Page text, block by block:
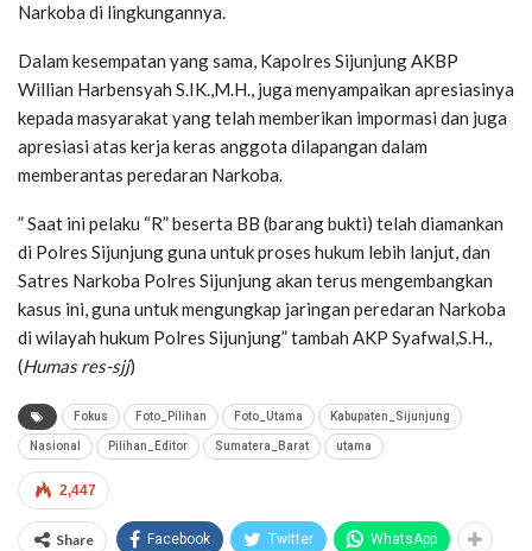
Narkoba di lingkungannya.
Dalam kesempatan yang sama, Kapolres Sijunjung AKBP
Willian Harbensyah S.IK.,M.H., juga menyampaikan apresiasinya
kepada masyarakat yang telah memberikan impormasi dan juga
apresiasi atas kerja keras anggota dilapangan dalam
memberantas peredaran Narkoba.
” Saat ini pelaku “R” beserta BB (barang bukti) telah diamankan
di Polres Sijunjung guna untuk proses hukum lebih lanjut, dan
Satres Narkoba Polres Sijunjung akan terus mengembangkan
kasus ini, guna untuk mengungkap jaringan peredaran Narkoba
di wilayah hukum Polres Sijunjung” tambah AKP Syafwal,S.H.,
(Humas res-sjj)
Fokus Foto_Pilihan Foto_Utama Kabupaten_Sijunjung
Nasional Pilihan_Editor Sumatera_Barat utama
2,447
Share Facebook Twitter WhatsApp